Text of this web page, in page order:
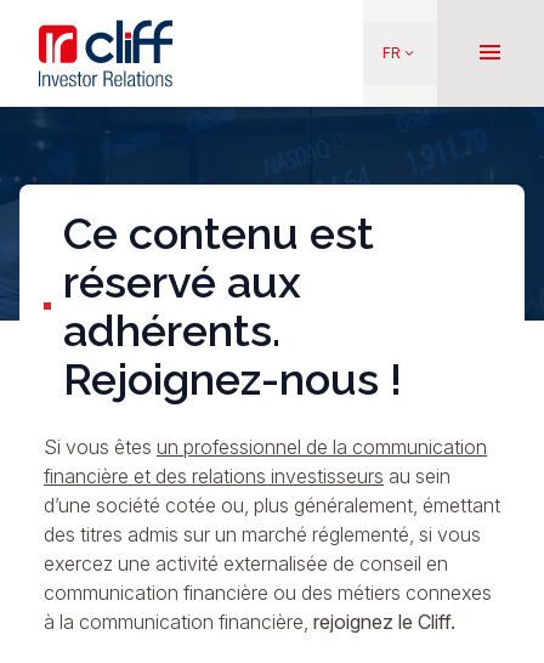
contenu
principal
Aller directement au contenu
FR keyboard_arrow_down menu
Ce contenu est
réservé aux
adhérents.
Rejoignez-nous !
Si vous êtes un professionnel de la communication
financière et des relations investisseurs au sein
d’une société cotée ou, plus généralement, émettant
des titres admis sur un marché réglementé, si vous
exercez une activité externalisée de conseil en
communication financière ou des métiers connexes
à la communication financière, rejoignez le Cliff.